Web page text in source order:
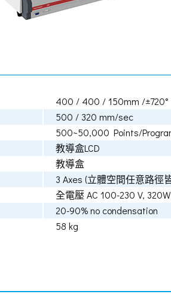
400 / 400 / 150mm /±720°
500 / 320 mm/sec
500~50,000 Points/
教導盒LCD
教導盒
3 Axes (立體空間任意路徑
全電壓 AC 100-230 V, 320W
20-90% no condensation
58 kg